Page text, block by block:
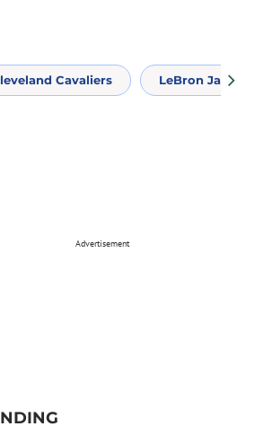
Cavaliers LeBron James
Advertisement